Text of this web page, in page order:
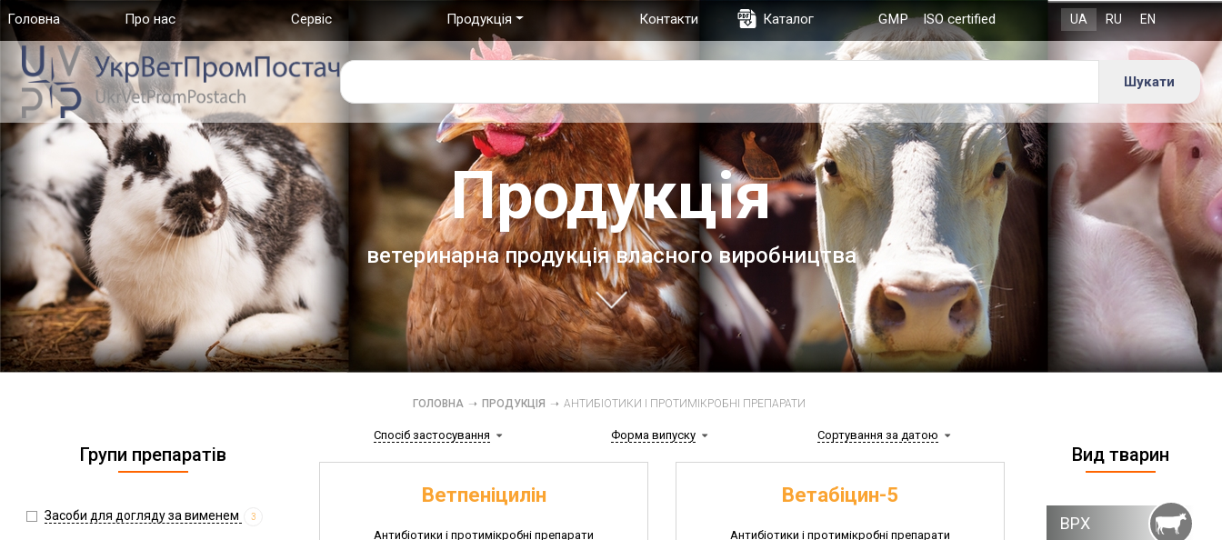
Головна(current) Про нас Сервіс Продукція Контакти Каталог GMP ISO certified
Продукція
ветеринарна продукція власного виробництва
ГОЛОВНА ➝ ПРОДУКЦІЯ ➝ АНТИБІОТИКИ І ПРОТИМІКРОБНІ ПРЕПАРАТИ
Групи препаратів
Засоби для догляду за вименем 3
Спосіб застосування Форма випуску Сортування за датою
Ветпеніцилін
Антибіотики і протимікробні препарати
Ветабіцин-5
Антибіотики і протимікробні препарати
Вид тварин
ВРХ